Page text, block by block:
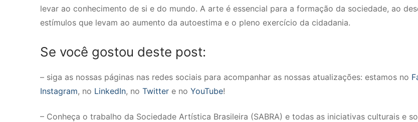
levar ao conhecimento de si e do mundo. A arte é essencial para a formação da sociedade, ao
estímulos que levam ao aumento da autoestima e o pleno exercício da cidadania.
Se você gostou deste post:
– siga as nossas páginas nas redes sociais para acompanhar as nossas atualizações: estamos no
Instagram, no LinkedIn, no Twitter e no YouTube!
– Conheça o trabalho da Sociedade Artística Brasileira (SABRA) e todas as iniciativas culturais e